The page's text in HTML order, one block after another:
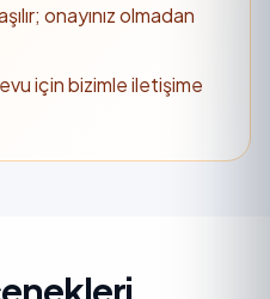
onayınız olmadan
için bizimle iletişime